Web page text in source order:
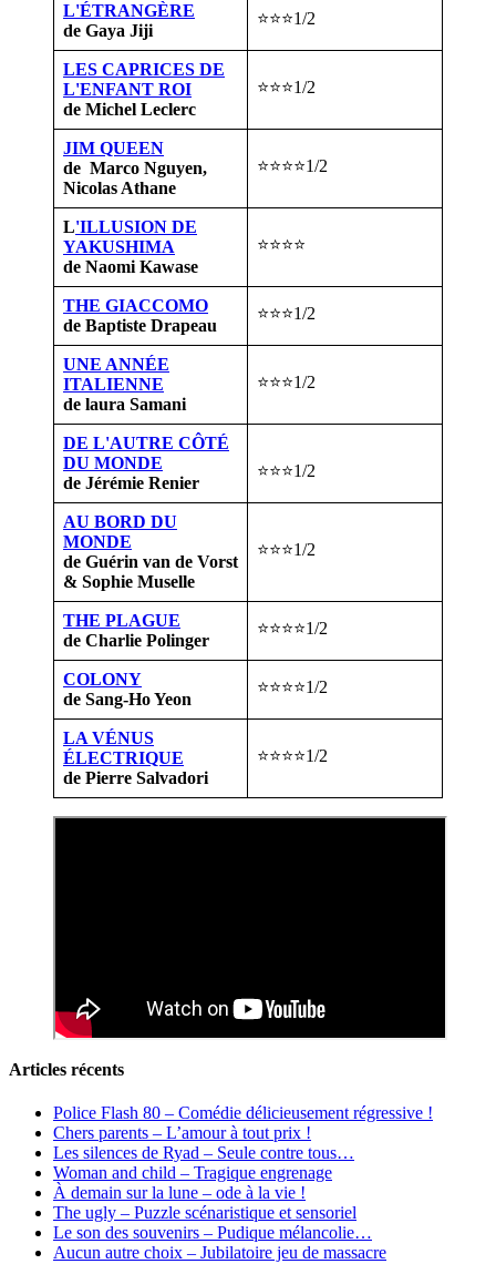
L'ÉTRANGÈRE
de Gaya Jiji
⭐⭐⭐1/2
LES CAPRICES DE
L'ENFANT ROI
de Michel Leclerc
⭐⭐⭐1/2
JIM QUEEN
de Marco Nguyen,
Nicolas Athane
⭐⭐⭐⭐1/2
L'ILLUSION DE
YAKUSHIMA
de Naomi Kawase
⭐⭐⭐⭐
THE GIACCOMO
de Baptiste Drapeau
⭐⭐⭐1/2
UNE ANNÉE
ITALIENNE
de laura Samani
⭐⭐⭐1/2
DE L'AUTRE CÔTÉ
DU MONDE
de Jérémie Renier
⭐⭐⭐1/2
AU BORD DU
MONDE
de Guérin van de Vorst
& Sophie Muselle
⭐⭐⭐1/2
THE PLAGUE
de Charlie Polinger
⭐⭐⭐⭐1/2
COLONY
de Sang-Ho Yeon
⭐⭐⭐⭐1/2
LA VÉNUS
ÉLECTRIQUE
de Pierre Salvadori
⭐⭐⭐⭐1/2
Articles récents
Police Flash 80 – Comédie délicieusement régressive !
Chers parents – L’amour à tout prix !
Les silences de Ryad – Seule contre tous…
Woman and child – Tragique engrenage
À demain sur la lune – ode à la vie !
The ugly – Puzzle scénaristique et sensoriel
Le son des souvenirs – Pudique mélancolie…
Aucun autre choix – Jubilatoire jeu de massacre